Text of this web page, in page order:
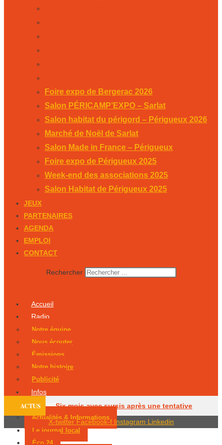
Foire expo de Bergerac 2026
Salon PÉRICAMP’EXPO – Sarlat
Salon habitat du périgord – Périgueux 2026
Marché de Noël de Sarlat
Salon Made in France – Périgueux
Foire expo de Périgueux 2025
Week-end des associations 2025
Salon Habitat de Périgueux 2025
JEUX
PARTENAIRES
AGENDA
EMPLOI
CONTACT
Rechercher
Accueil
Radio
Notre équipe
Nous écouter
Émissions
Notre histoire
Publicité
Infos
Podcasts
Actualités & Informations
Le journal local
Éco 24
ACTUS Six mois avec sursis après une tentative
d’incendie Un Périgourdin en lice aux
X-twitter Facebook-f Instagram Linkedin